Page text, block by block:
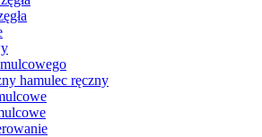
hamulec ręczny